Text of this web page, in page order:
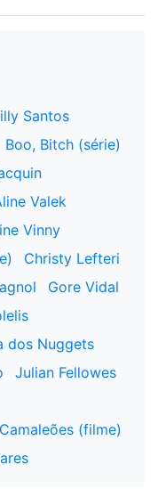
Santos
Boo, Bitch (série)
Valek
Vinny
Christy Lefteri
Gore Vidal
dos Nuggets
Julian Fellowes
Camaleões (filme)